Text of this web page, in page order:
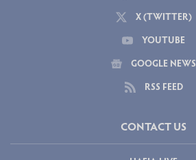
X (TWITTER)
YOUTUBE
GOOGLE NEWS
RSS FEED
CONTACT US